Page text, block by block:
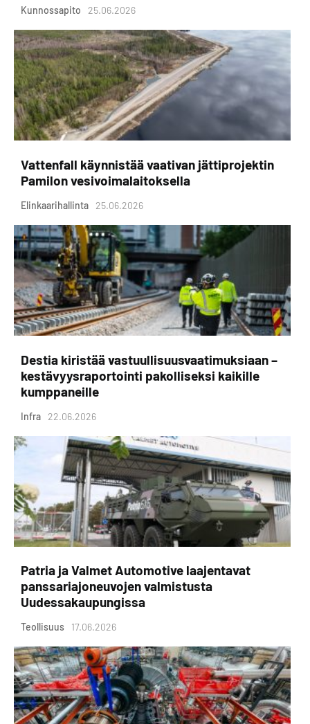
Kunnossapito 25.06.2026
Vattenfall käynnistää vaativan jättiprojektin
Pamilon vesivoimalaitoksella
Elinkaarihallinta 25.06.2026
Destia kiristää vastuullisuusvaatimuksiaan –
kestävyysraportointi pakolliseksi kaikille
kumppaneille
Infra 22.06.2026
Patria ja Valmet Automotive laajentavat
panssariajoneuvojen valmistusta
Uudessakaupungissa
Teollisuus 17.06.2026